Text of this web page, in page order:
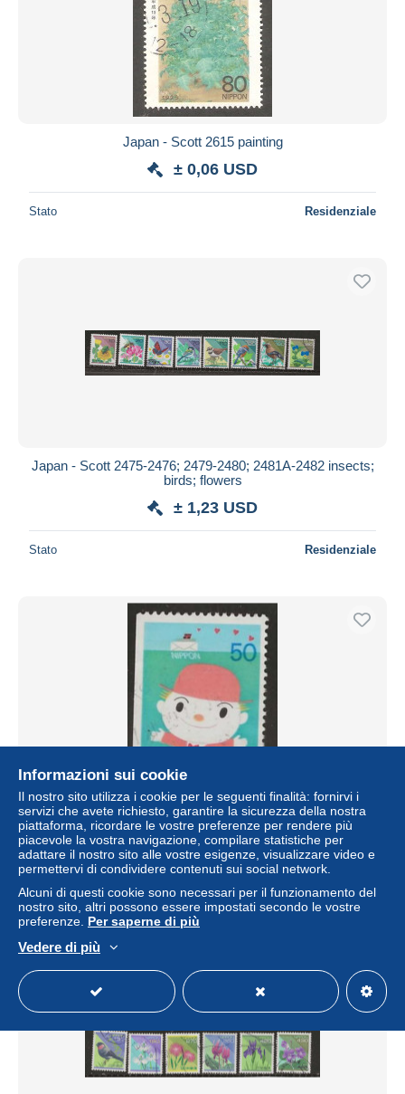
Japan - Scott 2615 painting
± 0,06 USD
Stato Residenziale
Japan - Scott 2475-2476; 2479-2480; 2481A-2482 insects;
birds; flowers
± 1,23 USD
Stato Residenziale
Japan - Scott 2244
± 0,29 USD
Stato Residenziale
Informazioni sui cookie
Il nostro sito utilizza i cookie per le seguenti finalità: fornirvi i
servizi che avete richiesto, garantire la sicurezza della nostra
piattaforma, ricordare le vostre preferenze per rendere più
piacevole la vostra navigazione, compilare statistiche per
adattare il nostro sito alle vostre esigenze, visualizzare video e
permettervi di condividere contenuti sui social network.
Alcuni di questi cookie sono necessari per il funzionamento del
nostro sito, altri possono essere impostati secondo le vostre
preferenze. Per saperne di più
Vedere di più